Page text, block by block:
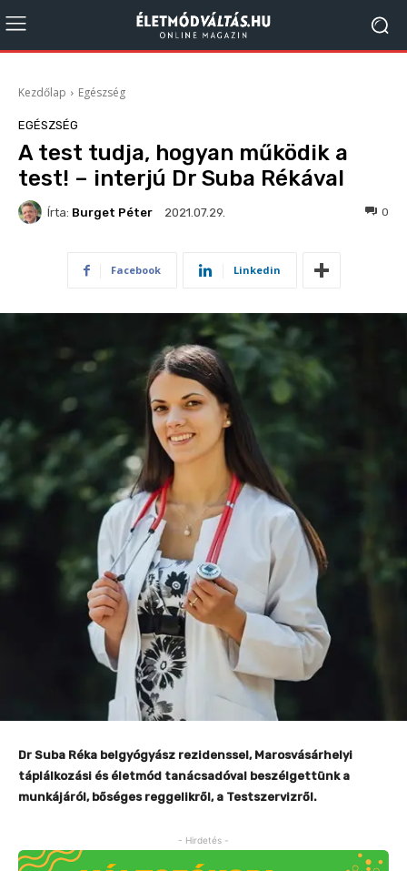
Kezdőlap Egészség
EGÉSZSÉG
A test tudja, hogyan működik a
test! – interjú Dr Suba Rékával
Írta: Burget Péter 2021.07.29. 0
Facebook Linkedin
Dr Suba Réka belgyógyász rezidenssel, Marosvásárhelyi
táplálkozási és életmód tanácsadóval beszélgettünk a
munkájáról, bőséges reggelikről, a Testszervizről.
- Hirdetés -